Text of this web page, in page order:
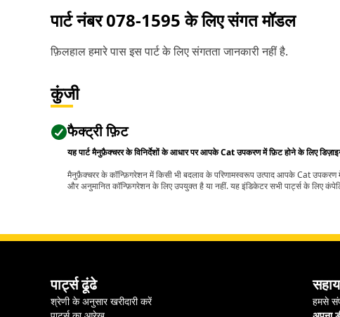
पार्ट नंबर078-1595के लिए संगत मॉडल
फ़िलहाल हमारे पास इस पार्ट के लिए संगतता जानकारी नहीं है.
कुंजी
फैक्ट्री फ़िट
यह पार्ट मैनुफ़ैक्चरर के विनिर्देशों के आधार पर आपके Cat उपकरण में फ़िट होने के लिए
मैनुफ़ैक्चरर के कॉन्फ़िगरेशन में किसी भी बदलाव के परिणामस्वरूप उत्पाद आपके Cat
और अनुमानित कॉन्फ़िगरेशन के लिए उपयुक्त है या नहीं. यह इंडिकेटर सभी पार्ट्स के लिए
पार्ट्स ढूंढे
श्रेणी के अनुसार खरीदारी करें
हमसे